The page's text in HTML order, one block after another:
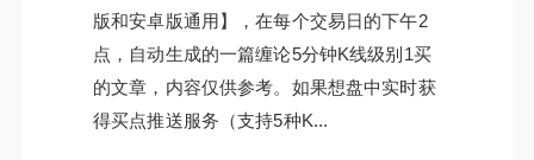
版和安卓版通用】，在每个交易日的下午2
点，自动生成的一篇缠论5分钟K线级别1买
的文章，内容仅供参考。如果想盘中实时获
得买点推送服务（支持5种K...